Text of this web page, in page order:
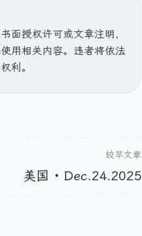
面授权许可或文章注明，
用相关内容。违者将依法
利。
较早文章
美国 · Dec.24.2025